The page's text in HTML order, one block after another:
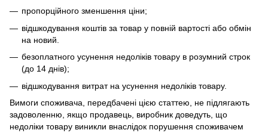
пропорційного зменшення ціни;
відшкодування коштів за товар у повній вартості або обмін
на новий.
безоплатного усунення недоліків товару в розумний строк
(до 14 днів);
відшкодування витрат на усунення недоліків товару.
Вимоги споживача, передбачені цією статтею, не підлягають
задоволенню, якщо продавець, виробник доведуть, що
недоліки товару виникли внаслідок порушення споживачем